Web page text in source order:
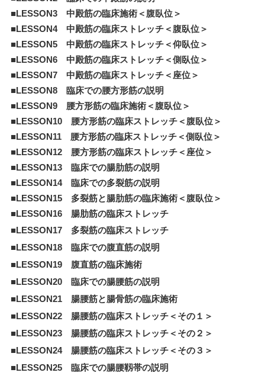
■LESSON3 中殿筋の臨床施術＜腹臥位＞
■LESSON4 中殿筋の臨床ストレッチ＜腹臥位＞
■LESSON5 中殿筋の臨床ストレッチ＜仰臥位＞
■LESSON6 中殿筋の臨床ストレッチ＜側臥位＞
■LESSON7 中殿筋の臨床ストレッチ＜座位＞
■LESSON8 臨床での腰方形筋の説明
■LESSON9 腰方形筋の臨床施術＜腹臥位＞
■LESSON10 腰方形筋の臨床ストレッチ＜腹臥位＞
■LESSON11 腰方形筋の臨床ストレッチ＜側臥位＞
■LESSON12 腰方形筋の臨床ストレッチ＜座位＞
■LESSON13 臨床での腸肋筋の説明
■LESSON14 臨床での多裂筋の説明
■LESSON15 多裂筋と腸肋筋の臨床施術＜腹臥位＞
■LESSON16 腸肋筋の臨床ストレッチ
■LESSON17 多裂筋の臨床ストレッチ
■LESSON18 臨床での腹直筋の説明
■LESSON19 腹直筋の臨床施術
■LESSON20 臨床での腸腰筋の説明
■LESSON21 腸腰筋と腸骨筋の臨床施術
■LESSON22 腸腰筋の臨床ストレッチ＜その１＞
■LESSON23 腸腰筋の臨床ストレッチ＜その２＞
■LESSON24 腸腰筋の臨床ストレッチ＜その３＞
■LESSON25 臨床での腸腰靱帯の説明